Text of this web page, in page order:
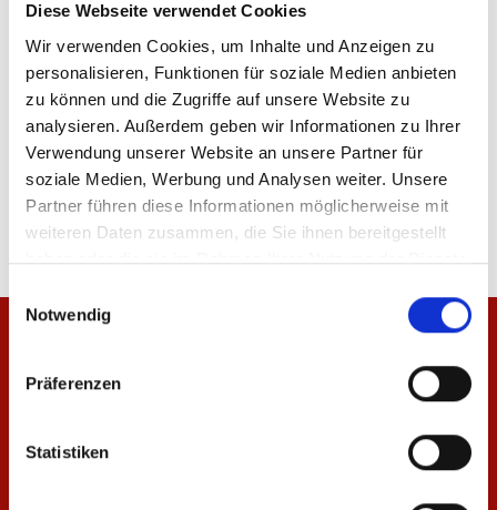
Diese Webseite verwendet Cookies
Wir verwenden Cookies, um Inhalte und Anzeigen zu
personalisieren, Funktionen für soziale Medien anbieten
zu können und die Zugriffe auf unsere Website zu
analysieren. Außerdem geben wir Informationen zu Ihrer
Verwendung unserer Website an unsere Partner für
soziale Medien, Werbung und Analysen weiter. Unsere
Partner führen diese Informationen möglicherweise mit
weiteren Daten zusammen, die Sie ihnen bereitgestellt
haben oder die sie im Rahmen Ihrer Nutzung der Dienste
Notwendig
Präferenzen
Statistiken
IN DEN WARENKORB
Produktdetails